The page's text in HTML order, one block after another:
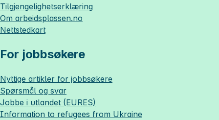
Tilgjengelighetserklæring
Om arbeidsplassen.no
Nettstedkart
For jobbsøkere
Nyttige artikler for jobbsøkere
Spørsmål og svar
Jobbe i utlandet (EURES)
Information to refugees from Ukraine